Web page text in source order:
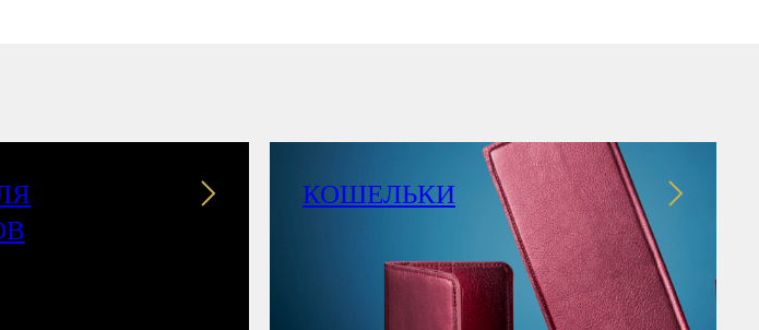
КОШЕЛЬКИ